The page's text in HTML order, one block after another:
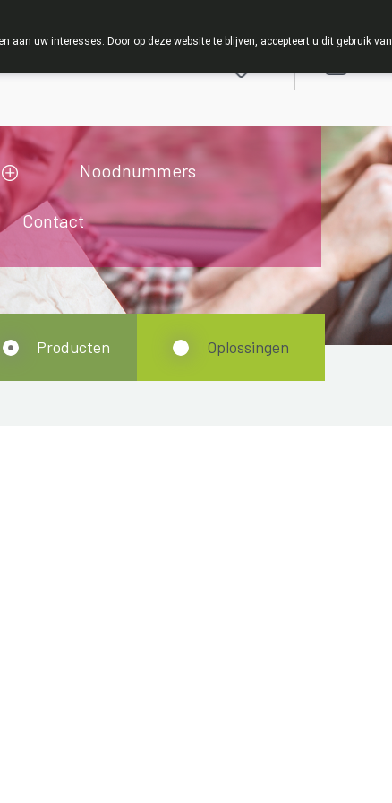
Noodnummers
Contact
Producten Oplossingen
aan uw interesses. Door op deze website te blijven, accepteert u dit gebruik van